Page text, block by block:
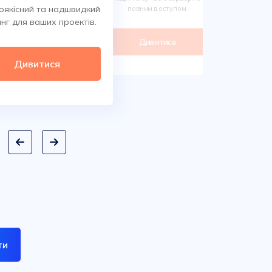
та надшвидкий
для ваших проектів.
Дивитися
повним доступом.
Дивитися